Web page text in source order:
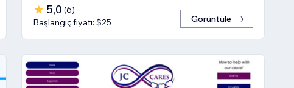
5,0 (6)
Başlangıç fiyatı: $25
Görüntüle